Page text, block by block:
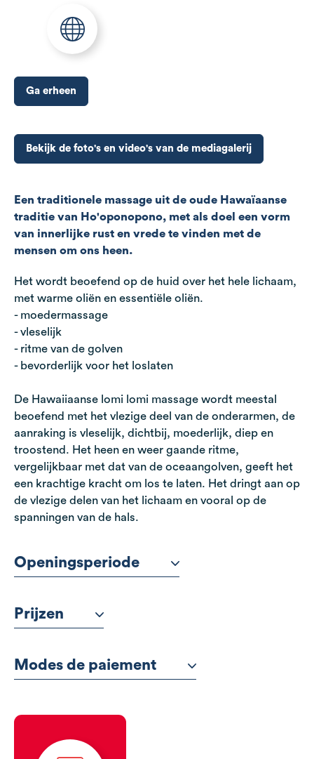
Ga erheen
Bekijk de foto's en video's van de mediagalerij
Een traditionele massage uit de oude Hawaïaanse
traditie van Ho'oponopono, met als doel een vorm
van innerlijke rust en vrede te vinden met de
mensen om ons heen.
Het wordt beoefend op de huid over het hele lichaam,
met warme oliën en essentiële oliën.
- moedermassage
- vleselijk
- ritme van de golven
- bevorderlijk voor het loslaten
De Hawaiiaanse lomi lomi massage wordt meestal
beoefend met het vlezige deel van de onderarmen, de
aanraking is vleselijk, dichtbij, moederlijk, diep en
troostend. Het heen en weer gaande ritme,
vergelijkbaar met dat van de oceaangolven, geeft het
een krachtige kracht om los te laten. Het dringt aan op
de vlezige delen van het lichaam en vooral op de
spanningen van de hals.
Openingsperiode
Prijzen
Modes de paiement